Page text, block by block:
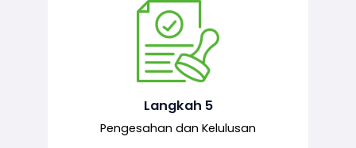
Langkah 5
Pengesahan dan Kelulusan
Pegawai pelulus menilai permohonan
dan memberi pengesahan serta
kelulusan akhir sekiranya semuanya
mematuhi syarat ditetapkan.